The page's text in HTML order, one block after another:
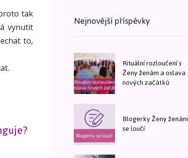
tak
vynutit
to,
Nejnovější příspěvky
Rituální rozloučení s
Ženy ženám a oslava
nových začátků
Blogerky Ženy ženám
se loučí